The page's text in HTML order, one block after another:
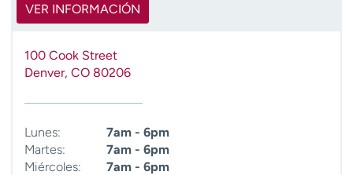
e
VER INFORMACIÓN
100 Cook Street
Denver, CO 80206
Lunes:
7am - 6pm
Martes:
7am - 6pm
Miércoles:
7am - 6pm